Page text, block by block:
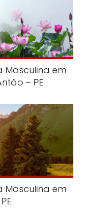
Masculina em
– PE
Masculina em